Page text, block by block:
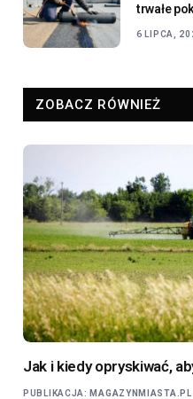
trwałe
6 LIPCA,
ZOBACZ RÓWNIEŻ
Jak i kiedy opryskiwać,
PUBLIKACJA: MAGAZYNMIASTA.PL